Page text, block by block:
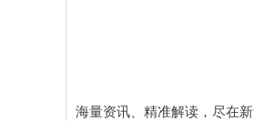
海量资讯、精准解读，尽在